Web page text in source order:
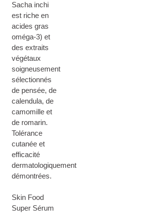
Sacha inchi
est riche en
acides gras
oméga-3) et
des extraits
végétaux
soigneusement
sélectionnés
de pensée, de
calendula, de
camomille et
de romarin.
Tolérance
cutanée et
efficacité
dermatologiquement
démontrées.
Skin Food
Super Sérum